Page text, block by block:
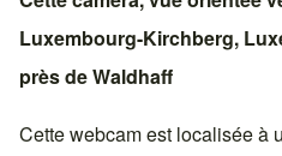
Luxembourg-Kirchberg,
près deWaldhaff
Cette webcam est localisée à